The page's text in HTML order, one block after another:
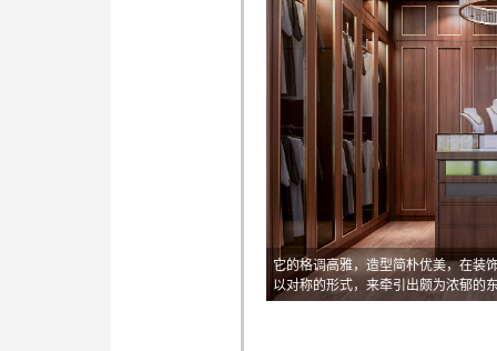
它的格调高雅，造型简朴优美，在装
以对称的形式，来牵引出颇为浓郁的